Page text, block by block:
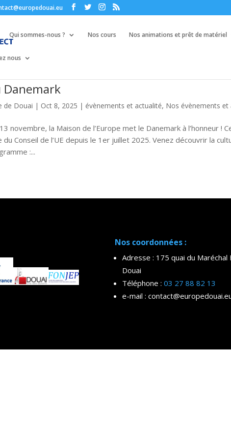
Qui sommes-nous ? Nos cours Nos animations et prêt de matériel
nous
Danemark
de Douai | Oct 8, 2025 | évènements et actualité, Nos évènements et
novembre, la Maison de l’Europe met le Danemark à l’honneur !
Conseil de l’UE depuis le 1er juillet 2025. Venez découvrir la
:...
Nos coordonnées :
Adresse : 175 quai du Maréchal
Douai
Téléphone : 03 27 88 82 13
e-mail :